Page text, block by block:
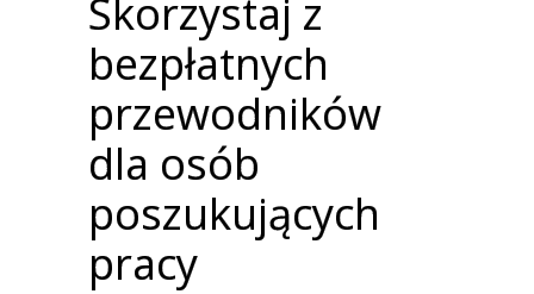
Skorzystaj z
bezpłatnych
przewodników
dla osób
poszukujących
pracy